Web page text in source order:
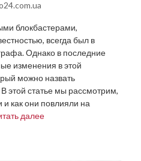
блокбастерами,
всегда был в
Однако в последние
изменения в этой
можно назвать
этой статье мы рассмотрим,
как они повлияли на
далее